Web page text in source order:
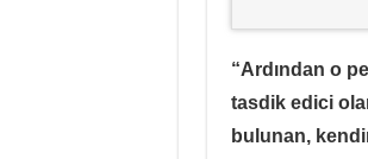
“Ardından o
tasdik edici
bulunan,